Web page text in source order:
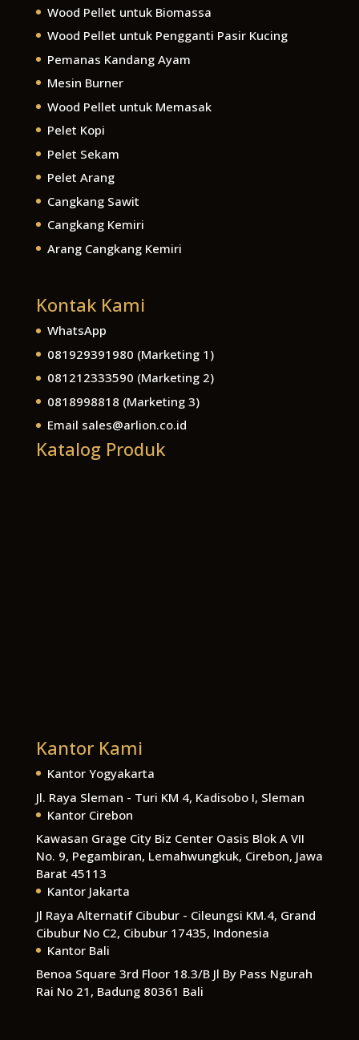
Wood Pellet untuk Biomassa
Wood Pellet untuk Pengganti Pasir Kucing
Pemanas Kandang Ayam
Mesin Burner
Wood Pellet untuk Memasak
Pelet Kopi
Pelet Sekam
Pelet Arang
Cangkang Sawit
Cangkang Kemiri
Arang Cangkang Kemiri
Kontak Kami
WhatsApp
081929391980 (Marketing 1)
081212333590 (Marketing 2)
0818998818 (Marketing 3)
Email sales@arlion.co.id
Katalog Produk
Kantor Kami
Kantor Yogyakarta
Jl. Raya Sleman - Turi KM 4, Kadisobo I, Sleman
Kantor Cirebon
Kawasan Grage City Biz Center Oasis Blok A VII
No. 9, Pegambiran, Lemahwungkuk, Cirebon, Jawa
Barat 45113
Kantor Jakarta
Jl Raya Alternatif Cibubur - Cileungsi KM.4, Grand
Cibubur No C2, Cibubur 17435, Indonesia
Kantor Bali
Benoa Square 3rd Floor 18.3/B Jl By Pass Ngurah
Rai No 21, Badung 80361 Bali